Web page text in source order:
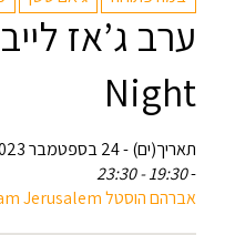
Night
תאריך(ים) - 24 בספטמבר 2023
-
19:30 - 23:30
אברהם הוסטל Abraham Jerusalem